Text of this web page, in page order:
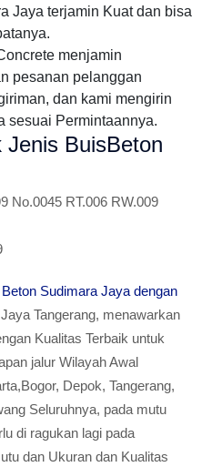
Jaya terjamin Kuat dan bisa
menjamin
pesanan pelanggan
dan kami mengirin
sesuai Permintaannya.
BuisBeton
No.0045 RT.006 RW.009
Sudimara Jaya dengan
Tangerang, menawarkan
Kualitas Terbaik untuk
jalur Wilayah Awal
Depok, Tangerang,
Seluruhnya, pada mutu
di ragukan lagi pada
dan Ukuran dan Kualitas